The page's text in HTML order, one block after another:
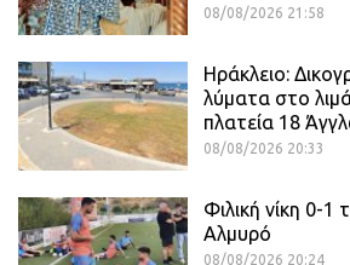
08/08/2026 21:58
Ηράκλειο:
λύματα στο
πλατεία 18
08/08/2026 20:33
Φιλική νίκη 0-1
Αλμυρό
08/08/2026 20:24